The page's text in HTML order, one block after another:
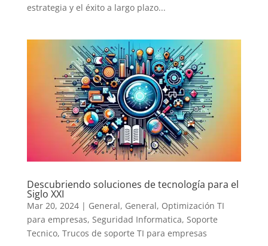
estrategia y el éxito a largo plazo...
Descubriendo soluciones de tecnología para el
Siglo XXI
Mar 20, 2024| General, General, Optimización TI
para empresas, Seguridad Informatica, Soporte
Tecnico, Trucos de soporte TI para empresas